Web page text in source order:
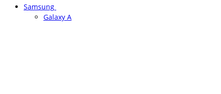
Samsung
Galaxy A